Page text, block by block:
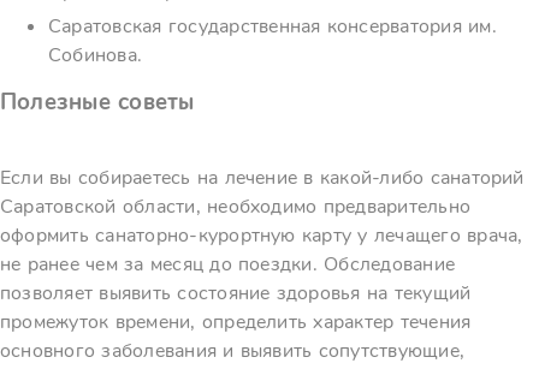
Саратовская государственная консерватория им.
Собинова.
Полезные советы
Если вы собираетесь на лечение в какой-либо санаторий
Саратовской области, необходимо предварительно
оформить санаторно-курортную карту у лечащего врача,
не ранее чем за месяц до поездки. Обследование
позволяет выявить состояние здоровья на текущий
промежуток времени, определить характер течения
основного заболевания и выявить сопутствующие,